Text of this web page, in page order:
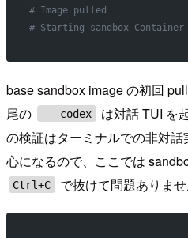
# Image pulled
# Starting sandbox Container
base sandbox image の初回
尾の
-- codex
は対話 TUI を
の検証はターミナルでの非対話
心になるので、ここでは
Ctrl+C で抜けて問題ありませ